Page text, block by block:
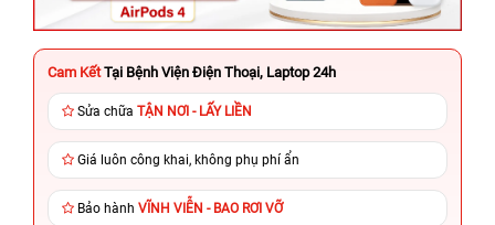
Cam Kết Tại Bệnh Viện Điện Thoại, Laptop 24h
Sửa chữa TẬN NƠI - LẤY LIỀN
Giá luôn công khai, không phụ phí ẩn
Bảo hành VĨNH VIỄN - BAO RƠI VỠ